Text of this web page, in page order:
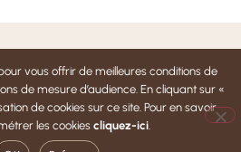
vous offrir de meilleures conditions de
de mesure d’audience. En cliquant sur «
de cookies sur ce site. Pour en savoir
les cookies cliquez-ici.